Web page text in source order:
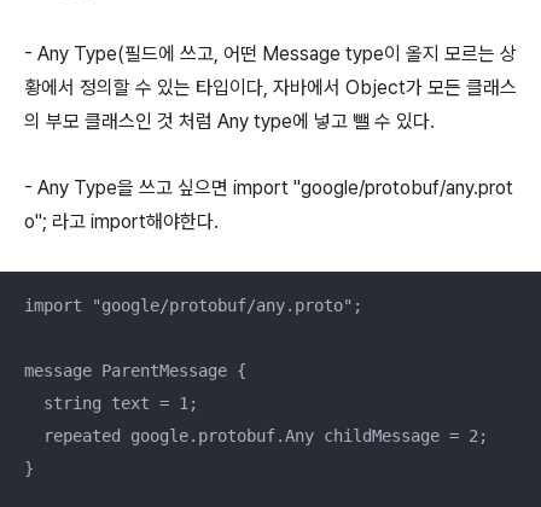
- Any Type(필드에 쓰고, 어떤 Message type이 올지 모르는 상
황에서 정의할 수 있는 타입이다, 자바에서 Object가 모든 클래스
의 부모 클래스인 것 처럼 Any type에 넣고 뺄 수 있다.
- Any Type을 쓰고 싶으면 import "google/protobuf/any.prot
o"; 라고 import해야한다.
import "google/protobuf/any.proto";
message ParentMessage {
  string text = 1;
  repeated google.protobuf.Any childMessage = 2;
}